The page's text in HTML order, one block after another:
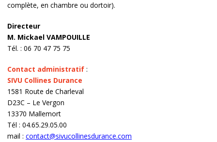
complète, en chambre ou dortoir).
Directeur
M. Mickael VAMPOUILLE
Tél. : 06 70 47 75 75
Contact administratif :
SIVU Collines Durance
1581 Route de Charleval
D23C – Le Vergon
13370 Mallemort
Tél : 04.65.29.05.00
mail : contact@sivucollinesdurance.com